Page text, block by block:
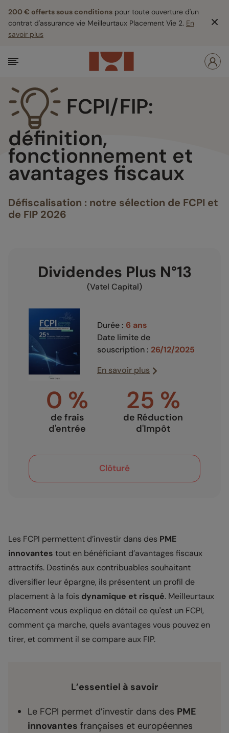
200 € offerts sous conditions pour toute ouverture d'un
contrat d'assurance vie Meilleurtaux Placement Vie 2. En
savoir plus
FCPI/FIP:
définition,
fonctionnement et
avantages fiscaux
Défiscalisation : notre sélection de FCPI et
de FIP 2026
Dividendes Plus N°13
(Vatel Capital)
Durée : 6 ans
Date limite de
souscription : 26/12/2025
En savoir plus
0 %
de frais
d'entrée
25 %
de Réduction
d'Impôt
Clôturé
Les FCPI permettent d’investir dans des PME
innovantes tout en bénéficiant d’avantages fiscaux
attractifs. Destinés aux contribuables souhaitant
diversifier leur épargne, ils présentent un profil de
placement à la fois dynamique et risqué. Meilleurtaux
Placement vous explique en détail ce qu'est un FCPI,
comment ça marche, quels avantages vous pouvez en
tirer, et comment il se compare aux FIP.
L’essentiel à savoir
Le FCPI permet d’investir dans des PME
innovantes françaises et européennes